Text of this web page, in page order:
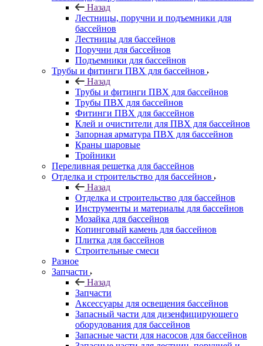
Назад
Лестницы, поручни и подъемники для
бассейнов
Лестницы для бассейнов
Поручни для бассейнов
Подъемники для бассейнов
Трубы и фитинги ПВХ для бассейнов
Назад
Трубы и фитинги ПВХ для бассейнов
Трубы ПВХ для бассейнов
Фитинги ПВХ для бассейнов
Клей и очистители для ПВХ для бассейнов
Запорная арматура ПВХ для бассейнов
Краны шаровые
Тройники
Переливная решетка для бассейнов
Отделка и строительство для бассейнов
Назад
Отделка и строительство для бассейнов
Инструменты и материалы для бассейнов
Мозайка для бассейнов
Копинговый камень для бассейнов
Плитка для бассейнов
Строительные смеси
Разное
Запчасти
Назад
Запчасти
Аксессуары для освещения бассейнов
Запасный части для дизенфицирующего
оборудования для бассейнов
Запасные части для насосов для бассейнов